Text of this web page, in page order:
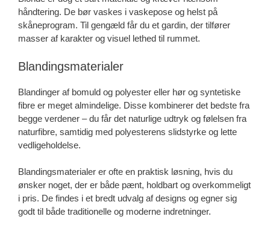
håndtering. De bør vaskes i vaskepose og helst på
skåneprogram. Til gengæld får du et gardin, der tilfører
masser af karakter og visuel lethed til rummet.
Blandingsmaterialer
Blandinger af bomuld og polyester eller hør og syntetiske
fibre er meget almindelige. Disse kombinerer det bedste fra
begge verdener – du får det naturlige udtryk og følelsen fra
naturfibre, samtidig med polyesterens slidstyrke og lette
vedligeholdelse.
Blandingsmaterialer er ofte en praktisk løsning, hvis du
ønsker noget, der er både pænt, holdbart og overkommeligt
i pris. De findes i et bredt udvalg af designs og egner sig
godt til både traditionelle og moderne indretninger.